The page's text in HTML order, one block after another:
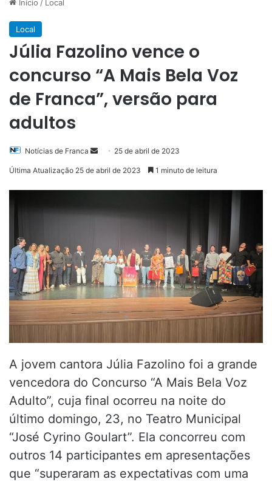
Início / Local
Local
Júlia Fazolino vence o
concurso “A Mais Bela Voz
de Franca”, versão para
adultos
Notícias de Franca
Mande25 de abril de 2023
Última Atualização 25 de abril de 2023 1 minuto de leitura
A jovem cantora Júlia Fazolino foi a grande
vencedora do Concurso “A Mais Bela Voz
Adulto”, cuja final ocorreu na noite do
último domingo, 23, no Teatro Municipal
“José Cyrino Goulart”. Ela concorreu com
outros 14 participantes em apresentações
que “superaram as expectativas com uma